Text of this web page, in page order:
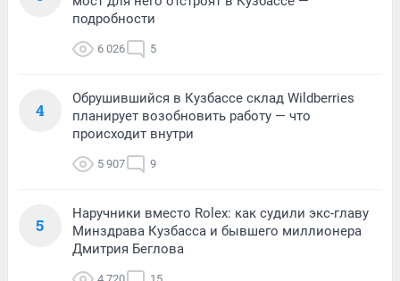
подробности
6 026 5
4
Обрушившийся в Кузбассе склад Wildberries
планирует возобновить работу — что
происходит внутри
5 907 9
5
Наручники вместо Rolex: как судили экс-главу
Минздрава Кузбасса и бывшего миллионера
Дмитрия Беглова